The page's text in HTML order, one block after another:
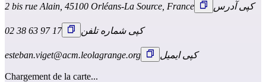
2 bis rue Alain, 45100 Orléans-La Source, France کپی آدرس
02 38 63 97 17 کپی شماره تلفن
esteban.viget@acm.leolagrange.org کپی ایمیل
Chargement de la carte...